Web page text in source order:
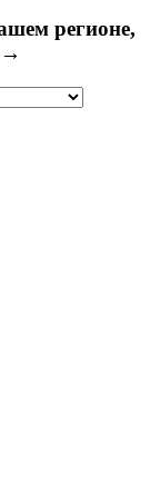
регионе,
→